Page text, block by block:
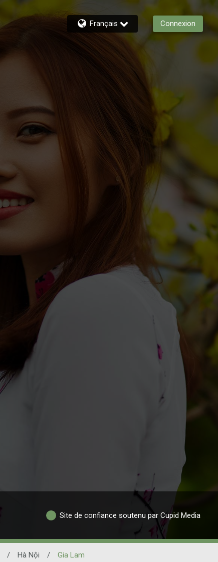
Français Connexion
Site de confiance soutenu par Cupid Media
/ Hà Nội / Gia Lam